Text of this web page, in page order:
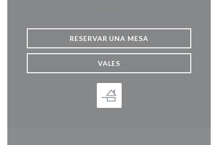
RESERVAR UNA MESA
VALES